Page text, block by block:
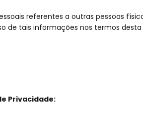
referentes a outras pessoas
de tais informações nos termos desta
Privacidade: